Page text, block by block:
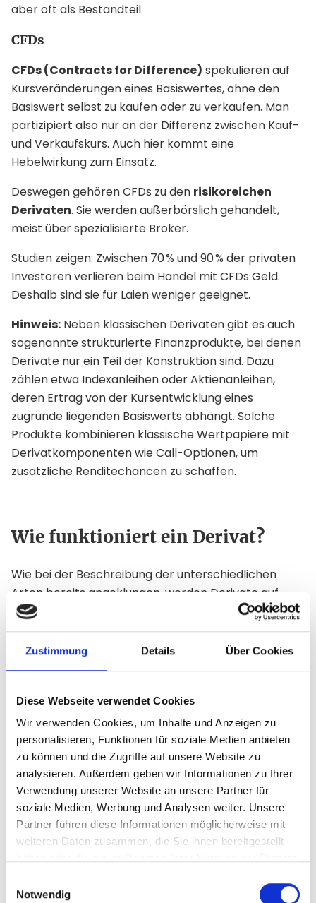
Zustimmung Details Über Cookies
Diese Webseite verwendet Cookies
Wir verwenden Cookies, um Inhalte und Anzeigen zu
personalisieren, Funktionen für soziale Medien anbieten
zu können und die Zugriffe auf unsere Website zu
analysieren. Außerdem geben wir Informationen zu Ihrer
Verwendung unserer Website an unsere Partner für
soziale Medien, Werbung und Analysen weiter. Unsere
Partner führen diese Informationen möglicherweise mit
weiteren Daten zusammen, die Sie ihnen bereitgestellt
Notwendig
aber oft als Bestandteil.
CFDs
CFDs (Contracts for Difference) spekulieren auf
Kursveränderungen eines Basiswertes, ohne den
Basiswert selbst zu kaufen oder zu verkaufen. Man
partizipiert also nur an der Differenz zwischen Kauf-
und Verkaufskurs. Auch hier kommt eine
Hebelwirkung zum Einsatz.
Deswegen gehören CFDs zu den risikoreichen
Derivaten. Sie werden außerbörslich gehandelt,
meist über spezialisierte Broker.
Studien zeigen: Zwischen 70 % und 90 % der privaten
Investoren verlieren beim Handel mit CFDs Geld.
Deshalb sind sie für Laien weniger geeignet.
Hinweis: Neben klassischen Derivaten gibt es auch
sogenannte strukturierte Finanzprodukte, bei denen
Derivate nur ein Teil der Konstruktion sind. Dazu
zählen etwa Indexanleihen oder Aktienanleihen,
deren Ertrag von der Kursentwicklung eines
zugrunde liegenden Basiswerts abhängt. Solche
Produkte kombinieren klassische Wertpapiere mit
Derivatkomponenten wie Call-Optionen, um
zusätzliche Renditechancen zu schaffen.
Wie funktioniert ein Derivat?
Wie bei der Beschreibung der unterschiedlichen
Arten bereits angeklungen, werden Derivate auf
unterschiedliche Weise eingesetzt – etwa zur
Spekulation, zur Risikoabsicherung oder zur
Ausnutzung von Preisunterschieden an den Märkten.
Bei der Spekulation mit Derivaten setzen Anleger
und Anlegerinnen gezielt auf steigende oder fallende
Kurse – zum Beispiel von Aktien, Rohstoffen oder
Währungen.
Beispiel:
Ein Anleger oder eine Anlegerin rechnet mit einem
ansteigenden Ölpreis. Es wird ein Derivat im Wert
von 50 € gekauft. Ohne Hebel würden sich Gewinn
orientieren. Steigt der Ölpreis beispielsweise um 5 %,